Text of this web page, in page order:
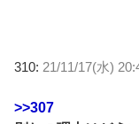
310: 21/11/17(水)
>>307